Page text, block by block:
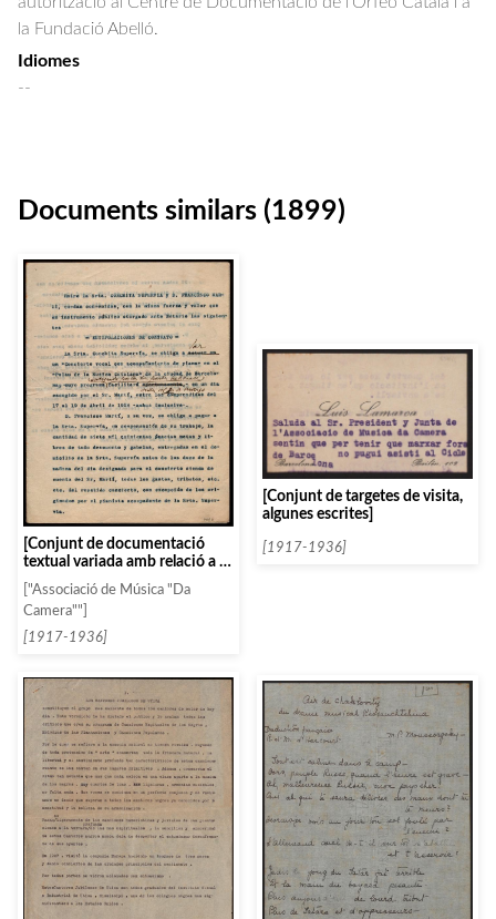
la Fundació Abelló.
Idiomes
--
Documents similars (1899)
[Conjunt de documentació
textual variada amb relació a la
mezzosoprano lírica Conchita
Supervia]
["Associació de Música "Da
Camera""]
[1917-1936]
[Conjunt de targetes de visita,
algunes escrites]
[1917-1936]